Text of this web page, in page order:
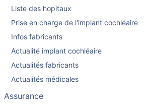
Liste des hopitaux
Prise en charge de l'implant cochléaire
Infos fabricants
Actualité implant cochléaire
Actualités fabricants
Actualités médicales
Assurance